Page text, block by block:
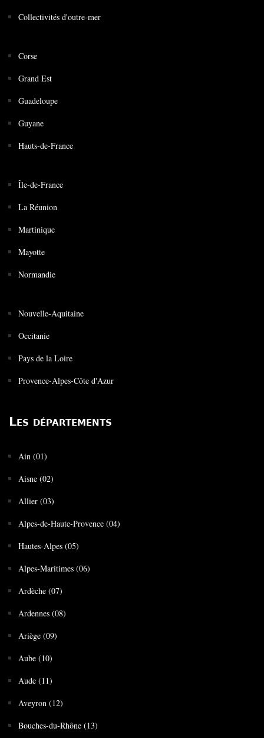
Collectivités d'outre-mer
Corse
Grand Est
Guadeloupe
Guyane
Hauts-de-France
Île-de-France
La Réunion
Martinique
Mayotte
Normandie
Nouvelle-Aquitaine
Occitanie
Pays de la Loire
Provence-Alpes-Côte d'Azur
Les départements
Ain (01)
Aisne (02)
Allier (03)
Alpes-de-Haute-Provence (04)
Hautes-Alpes (05)
Alpes-Maritimes (06)
Ardèche (07)
Ardennes (08)
Ariège (09)
Aube (10)
Aude (11)
Aveyron (12)
Bouches-du-Rhône (13)